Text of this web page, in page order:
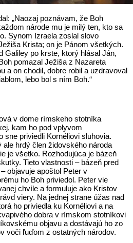
„Naozaj poznávam, že Boh
národe mu je milý ten, kto sa
Synom Izraela zoslal slovo
Krista; on je Pánom všetkých.
Galiley po krste, ktorý hlásal Ján,
pomazal Ježiša z Nazareta
a on chodil, dobre robil a uzdravoval
lebo bol s ním Boh.“
v dome rímskeho stotníka
kam ho pod vplyvom
sne priviedli Kornéliovi sluhovia.
hrdý člen židovského národa
je všetko. Rozhodujúca je bázeň
Tieto vlastnosti – bázeň pred
objavuje apoštol Peter v
ho Boh priviedol. Peter vie
chvíle a formuluje ako Kristov
viery. Na jednej strane úžas nad
ho priviedla ku Kornéliovi a na
dobra v rímskom stotníkovi
objavu a dostávajú ho zo
voči ľuďom z ostatných národov.